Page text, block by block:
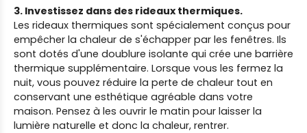
3. Investissez dans des rideaux thermiques.
Les rideaux thermiques sont spécialement conçus pour
empêcher la chaleur de s'échapper par les fenêtres. Ils
sont dotés d'une doublure isolante qui crée une barrière
thermique supplémentaire. Lorsque vous les fermez la
nuit, vous pouvez réduire la perte de chaleur tout en
conservant une esthétique agréable dans votre
maison. Pensez à les ouvrir le matin pour laisser la
lumière naturelle et donc la chaleur, rentrer.